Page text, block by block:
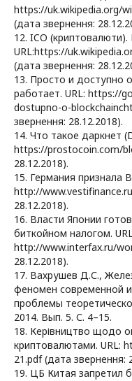
https://uk.wikipedia.org/
(дата звернення:
12. ICO (криптовалюти).
URL:https://
(дата звернення:
13. Просто и доступно
работает. URL: https://
dostupno-o-
звернення: 28.12.2018).
14. Что такое даркнет
https://prostocoin.com/
28.12.2018).
15. Германия признала
http://
28.12.2018).
16. Власти Японии
биткойном налогом.
http://www.interfax.ru/
28.12.2018).
17. Вахрушев Д.С.,
феномен современной
проблемы
2014. Вып. 5. С. 4–15.
18. Керівництво щодо
криптовалютами. URL:
21.pdf (дата звернення:
19. ЦБ Китая запретил